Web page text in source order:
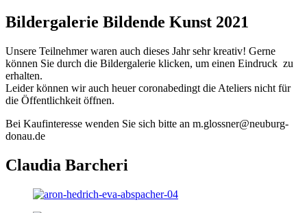
Bildergalerie Bildende Kunst 2021
Unsere Teilnehmer waren auch dieses Jahr sehr kreativ! Gerne
können Sie durch die Bildergalerie klicken, um einen Eindruck zu
erhalten.
Leider können wir auch heuer coronabedingt die Ateliers nicht für
die Öffentlichkeit öffnen.
Bei Kaufinteresse wenden Sie sich bitte an m.glossner@neuburg-
donau.de
Claudia Barcheri